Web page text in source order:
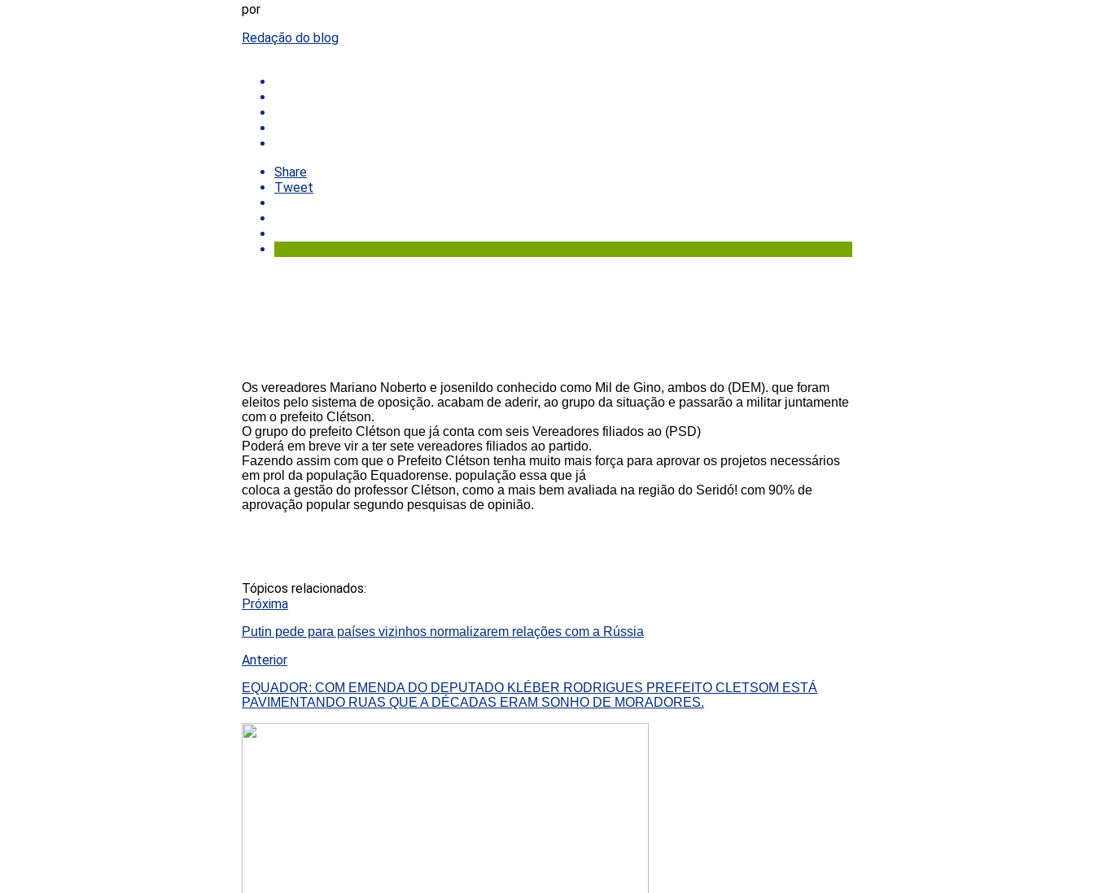
por
Redação do blog
Share
Tweet
Os vereadores Mariano Noberto e josenildo conhecido como Mil de Gino, ambos do (DEM). que foram
eleitos pelo sistema de oposição. acabam de aderir, ao grupo da situação e passarão a militar juntamente
com o prefeito Clétson.
O grupo do prefeito Clétson que já conta com seis Vereadores filiados ao (PSD)
Poderá em breve vir a ter sete vereadores filiados ao partido.
Fazendo assim com que o Prefeito Clétson tenha muito mais força para aprovar os projetos necessários
em prol da população Equadorense. população essa que já
coloca a gestão do professor Clétson, como a mais bem avaliada na região do Seridó! com 90% de
aprovação popular segundo pesquisas de opinião.
Tópicos relacionados:
Próxima
Putin pede para países vizinhos normalizarem relações com a Rússia
Anterior
EQUADOR: COM EMENDA DO DEPUTADO KLÉBER RODRIGUES PREFEITO CLETSOM ESTÁ
PAVIMENTANDO RUAS QUE A DÉCADAS ERAM SONHO DE MORADORES.